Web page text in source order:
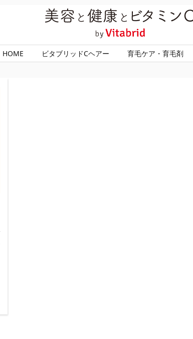
HOME ビタブリッドCヘアー 育毛ケア・育毛剤